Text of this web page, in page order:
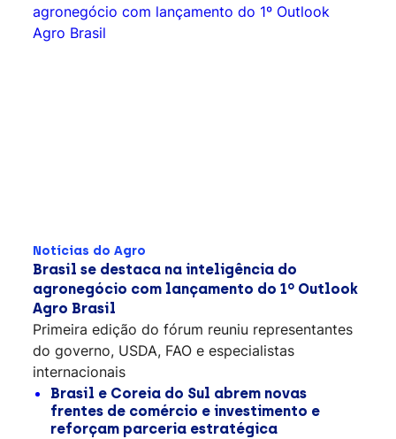
Notícias do Agro
Brasil se destaca na inteligência do
agronegócio com lançamento do 1º Outlook
Agro Brasil
Primeira edição do fórum reuniu representantes
do governo, USDA, FAO e especialistas
internacionais
Brasil e Coreia do Sul abrem novas
frentes de comércio e investimento e
reforçam parceria estratégica